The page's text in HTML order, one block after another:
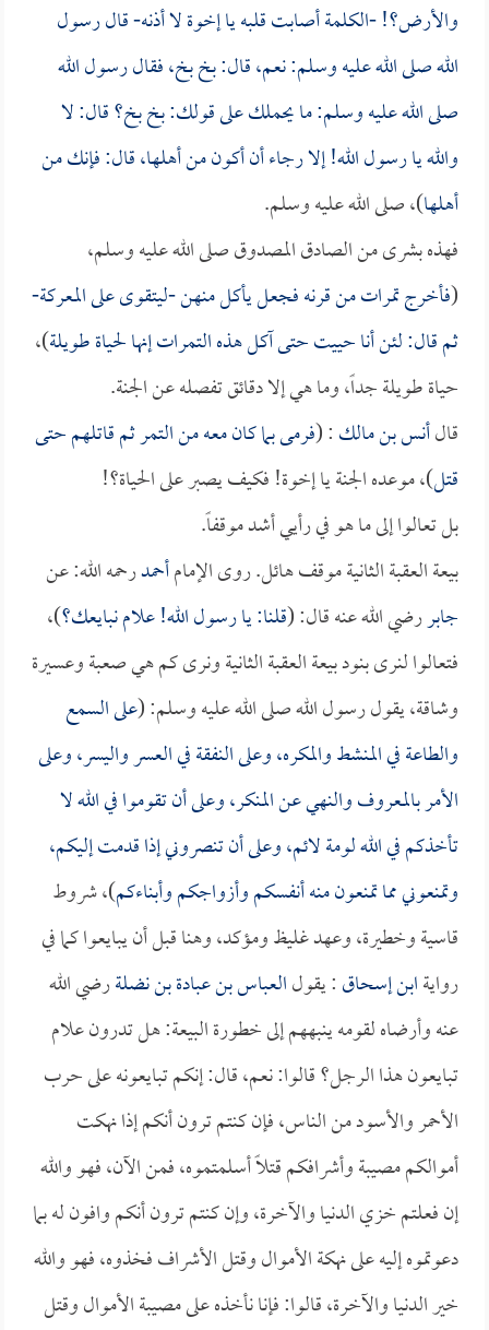
والأرض؟! -الكلمة أصابت قلبه يا إخوة لا أذنه- قال رسول
الله صلى الله عليه وسلم: نعم، قال: بخ بخ، فقال رسول الله
صلى الله عليه وسلم: ما يحملك على قولك: بخ بخ؟ قال: لا
والله يا رسول الله! إلا رجاء أن أكون من أهلها، قال: فإنك من
أهلها)، صلى الله عليه وسلم.
فهذه بشرى من الصادق المصدوق صلى الله عليه وسلم،
(فأخرج تمرات من قرنه فجعل يأكل منهن -ليتقوى على المعركة-
ثم قال: لئن أنا حييت حتى آكل هذه التمرات إنها لحياة طويلة)،
حياة طويلة جداً، وما هي إلا دقائق تفصله عن الجنة.
قالأنس بن مالك: (فرمى بما كان معه من التمر ثم قاتلهم حتى
قتل)، موعده الجنة يا إخوة! فكيف يصبر على الحياة؟!
بل تعالوا إلى ما هو في رأيي أشد موقفاً.
بيعة العقبة الثانية موقف هائل. روى الإمامأحمدرحمه الله: عن
جابررضي الله عنه قال: (قلنا: يا رسول الله! علام نبايعك؟)،
فتعالوا لنرى بنود بيعة العقبة الثانية ونرى كم هي صعبة وعسيرة
وشاقة، يقول رسول الله صلى الله عليه وسلم: (على السمع
والطاعة في المنشط والمكره، وعلى النفقة في العسر واليسر، وعلى
الأمر بالمعروف والنهي عن المنكر، وعلى أن تقوموا في الله لا
تأخذكم في الله لومة لائم، وعلى أن تنصروني إذا قدمت إليكم،
وتمنعوني مما تمنعون منه أنفسكم وأزواجكم وأبناءكم)، شروط
قاسية وخطيرة، وعهد غليظ ومؤكد، وهنا قبل أن يبايعوا كما في
روايةابن إسحاق: يقولالعباس بن عبادة بن نضلةرضي الله
عنه وأرضاه لقومه ينبههم إلى خطورة البيعة: هل تدرون علام
تبايعون هذا الرجل؟ قالوا: نعم، قال: إنكم تبايعونه على حرب
الأحمر والأسود من الناس، فإن كنتم ترون أنكم إذا نهكت
أموالكم مصيبة وأشرافكم قتلاً أسلمتموه، فمن الآن، فهو والله
إن فعلتم خزي الدنيا والآخرة، وإن كنتم ترون أنكم وافون له بما
دعوتموه إليه على نهكة الأموال وقتل الأشراف فخذوه، فهو والله
خير الدنيا والآخرة، قالوا: فإنا نأخذه على مصيبة الأموال وقتل